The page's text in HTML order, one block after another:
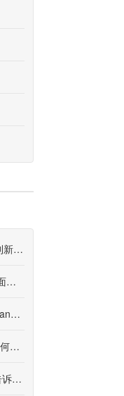
Katrice Graham：乳腺癌后找到新的常态
凯特·克莱默（Kat Kramer）：面对癌症寻找希望之线
蒂芙尼·曼尼诺·狄龙（Tiffany Mannino Dillon）：好事与坏事
图拉·阿里斯（Toula Aris）：如何克服悲剧使我每天感恩
被乳腺癌蒙蔽了双眼，但有幸告诉了这个故事